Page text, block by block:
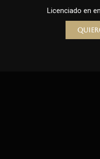
Licenciado en